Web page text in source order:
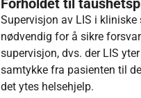
Forholdet til
Supervisjon av LIS i
nødvendig for å sikre
supervisjon, dvs. der LIS
samtykke fra pasienten til
det ytes helsehjelp.